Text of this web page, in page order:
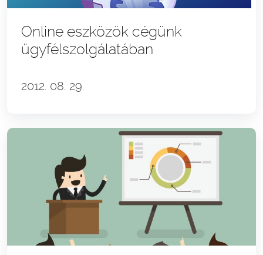
Online eszközök cégünk
ügyfélszolgálatában
2012. 08. 29.